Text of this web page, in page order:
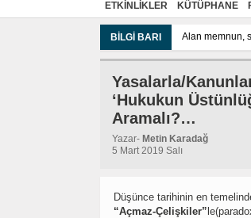
ETKINLIKLER KÜTÜPHANE
BILGI BARI Alan memnun,
“Adalet
Yasalarla/
‘Hukukun
Aramalı?…
Yazar- Metin Karadağ
5 Mart 2019 Salı
Düşünce tarihinin en
“Açmaz-Çelişkiler”